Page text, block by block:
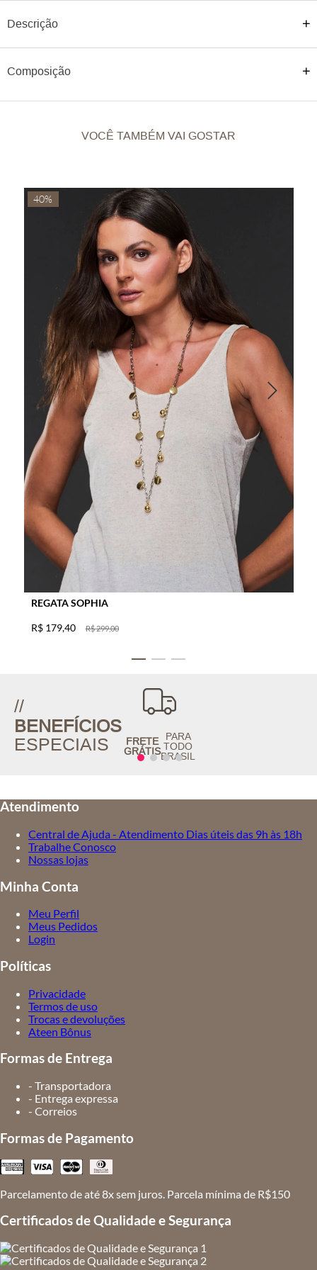
Coleção:
Ateen Inverno 2026
Descrição
Composição
VOCÊ TAMBÉM VAI GOSTAR
40%
REGATA SOPHIA
R$299,00
R$ 179,40
//
BENEFÍCIOS
ESPECIAIS
FRETE
GRÁTIS
PARA
TODO
BRASIL
Atendimento
Central de Ajuda - Atendimento Dias úteis das 9h às 18h
Trabalhe Conosco
Nossas lojas
Minha Conta
Meu Perfil
Meus Pedidos
Login
Políticas
Privacidade
Termos de uso
Trocas e devoluções
Ateen Bônus
Formas de Entrega
- Transportadora
- Entrega expressa
- Correios
Formas de Pagamento
Parcelamento de até 8x sem juros. Parcela mínima de R$150
Certificados de Qualidade e Segurança